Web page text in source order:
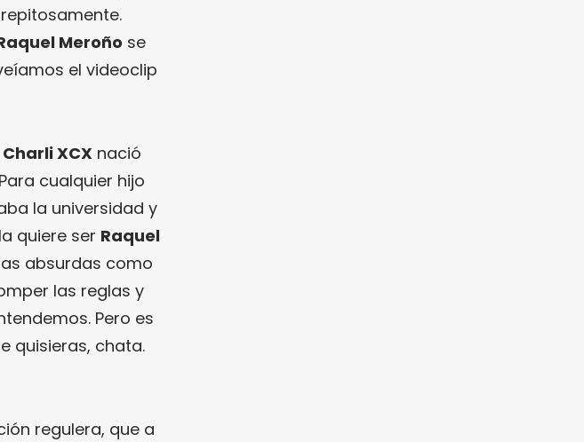
Meroño se
el videoclip
Charli XCX nació
cualquier hijo
la universidad y
quiere ser Raquel
absurdas como
las reglas y
Pero es
quisieras, chata.
regulera, que a